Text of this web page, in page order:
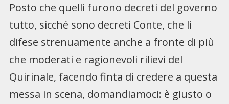
Posto che quelli furono decreti del governo
tutto, sicché sono decreti Conte, che li
difese strenuamente anche a fronte di più
che moderati e ragionevoli rilievi del
Quirinale, facendo finta di credere a questa
messa in scena, domandiamoci: è giusto o